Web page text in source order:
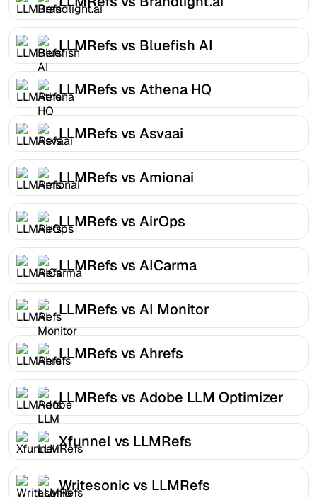
LLMRefs vs Bluefish AI
LLMRefs vs Athena HQ
LLMRefs vs Asvaai
LLMRefs vs Amionai
LLMRefs vs AirOps
LLMRefs vs AICarma
LLMRefs vs AI Monitor
LLMRefs vs Ahrefs
LLMRefs vs Adobe LLM Optimizer
Xfunnel vs LLMRefs
Writesonic vs LLMRefs